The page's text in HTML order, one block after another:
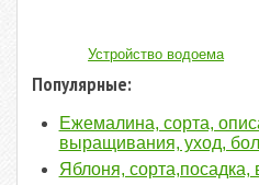
Устройство водоема
Популярные:
Ежемалина, сорта,
выращивания, уход,
Яблоня,